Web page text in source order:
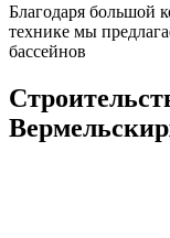
Благодаря большой
технике мы
бассейнов